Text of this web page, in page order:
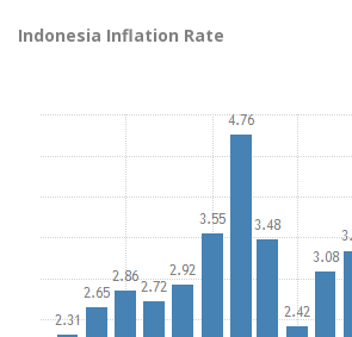
Indonesia Inflation Rate